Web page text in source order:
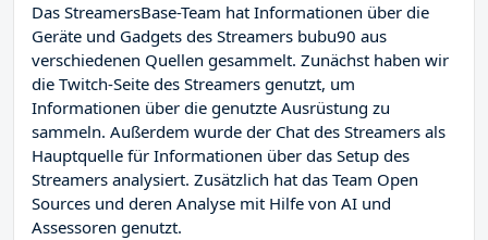
Das StreamersBase-Team hat Informationen über die
Geräte und Gadgets des Streamers bubu90 aus
verschiedenen Quellen gesammelt. Zunächst haben wir
die Twitch-Seite des Streamers genutzt, um
Informationen über die genutzte Ausrüstung zu
sammeln. Außerdem wurde der Chat des Streamers als
Hauptquelle für Informationen über das Setup des
Streamers analysiert. Zusätzlich hat das Team Open
Sources und deren Analyse mit Hilfe von AI und
Assessoren genutzt.